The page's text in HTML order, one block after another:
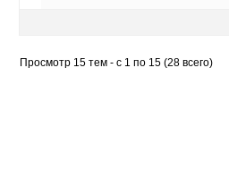
Просмотр 15 тем - с 1 по 15 (28 всего)